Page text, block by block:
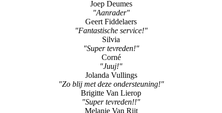
Silvia
"Super tevreden!"
Corné
"Juuj!"
Jolanda Vullings
"Zo blij met deze ondersteuning!"
Brigitte Van Lierop
"Super tevreden!!"
Melanie Van Rijt
"Supersnelle service!"
Kimberley
"Snelle offerte, goede afhandeling"